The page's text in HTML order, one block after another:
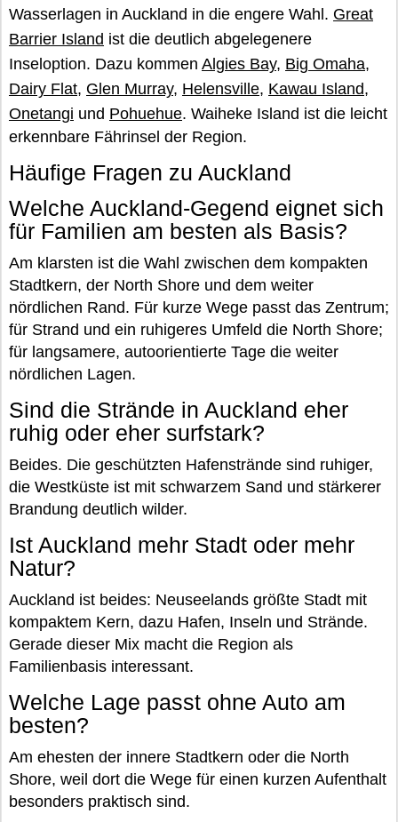
Wasserlagen in Auckland in die engere Wahl. Great
Barrier Island ist die deutlich abgelegenere
Inseloption. Dazu kommen Algies Bay, Big Omaha,
Dairy Flat, Glen Murray, Helensville, Kawau Island,
Onetangi und Pohuehue. Waiheke Island ist die leicht
erkennbare Fährinsel der Region.
Häufige Fragen zu Auckland
Welche Auckland-Gegend eignet sich
für Familien am besten als Basis?
Am klarsten ist die Wahl zwischen dem kompakten
Stadtkern, der North Shore und dem weiter
nördlichen Rand. Für kurze Wege passt das Zentrum;
für Strand und ein ruhigeres Umfeld die North Shore;
für langsamere, autoorientierte Tage die weiter
nördlichen Lagen.
Sind die Strände in Auckland eher
ruhig oder eher surfstark?
Beides. Die geschützten Hafenstrände sind ruhiger,
die Westküste ist mit schwarzem Sand und stärkerer
Brandung deutlich wilder.
Ist Auckland mehr Stadt oder mehr
Natur?
Auckland ist beides: Neuseelands größte Stadt mit
kompaktem Kern, dazu Hafen, Inseln und Strände.
Gerade dieser Mix macht die Region als
Familienbasis interessant.
Welche Lage passt ohne Auto am
besten?
Am ehesten der innere Stadtkern oder die North
Shore, weil dort die Wege für einen kurzen Aufenthalt
besonders praktisch sind.